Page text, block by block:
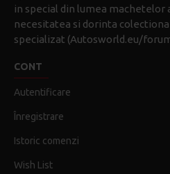
in special din lumea machetelor
necesitatea si dorinta
specializat (Autosworld.eu/
CONT
Autentificare
Înregistrare
Istoric comenzi
Wish List